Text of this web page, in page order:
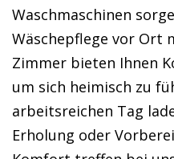
Waschmaschinen
Wäschepflege vor Ort
Zimmer bieten Ihnen
um sich heimisch zu
arbeitsreichen Tag
Erholung oder